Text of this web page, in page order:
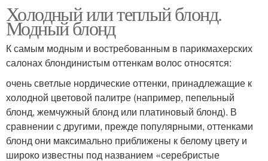
Холодный или теплый блонд.
Модный блонд
К самым модным и востребованным в парикмахерских
салонах блондинистым оттенкам волос относятся:
очень светлые нордические оттенки, принадлежащие к
холодной цветовой палитре (например, пепельный
блонд, жемчужный блонд или платиновый блонд). В
сравнении с другими, прежде популярными, оттенками
блонд они максимально приближены к белому цвету и
широко известны под названием «серебристые